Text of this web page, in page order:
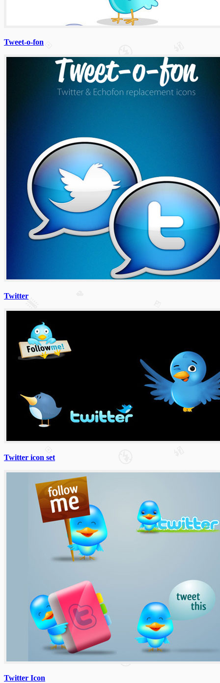
Tweet-o-fon
Twitter
Twitter icon set
Twitter Icon